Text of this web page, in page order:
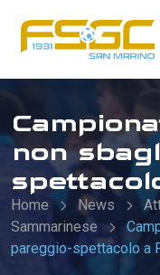
non
Home News
Sammarinese
pareggio-spettacolo a